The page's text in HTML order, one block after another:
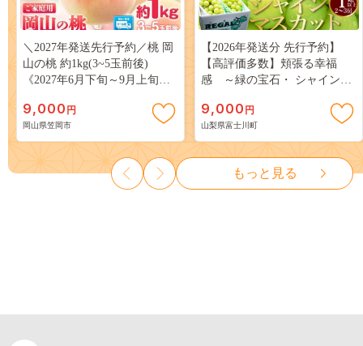
＼2027年発送先行予約／桃 岡
山の桃 約1kg(3~5玉前後)
《2027年6月下旬～9月上旬頃
岡山 はくとう スイーツ フル
ーツ 果物 デザート 旬 モモ も
も 先行予約 送料無料 果物 岡
山県 笠岡市 清水白桃 白鳳 白
麗 クール便---
kasaoka_zsy_419_100---
9,000 円
岡山県笠岡市
【2026年発送分 先行予約】
【高評価多数】頬張る幸福
感 ～緑の宝石・ シャインマ
３房） フルーツ 山梨県産 果
物 くだもの シャイン マスカ
ット ぶどう ブドウ 葡萄 大粒
種なし 先行予約 富士川町
10000円 一万円 9000円 九千円
9,000 円
山梨県富士川町
もっと見る